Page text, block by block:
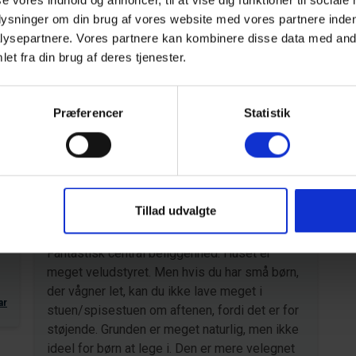
om din brug af vores website med vores partnere
Vores partnere kan kombinere disse data med
fra din brug af deres tjenester.
Præferencer Statistik
Tillad udvalgte
for en vellykketferie ved Vesterhavet.
4,3
4,9
Gæst fra Tyskland
jul 2026
Fantastisk central beliggenhed. Huset er
meget veludstyret. Men hvis du har små børn,
der vågner let, kan du ikke lave meget i
stuen/spisestuen om aftenen, fordi det er for
støjende. Grunden er meget naturlig, men ikke
ideel for børn at lege i. Den er mere velegnet